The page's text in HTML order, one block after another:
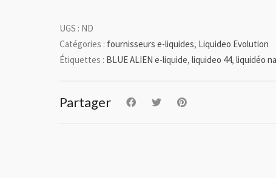
UGS : ND
Catégories : fournisseurs e-liquides, Liquideo Evolution
Étiquettes : BLUE ALIEN e-liquide, liquideo 44, liquidéo
Partager